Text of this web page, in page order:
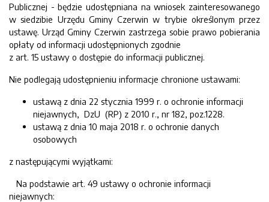
Publicznej - będzie udostępniana na wniosek zainteresowanego
w siedzibie Urzędu Gminy Czerwin w trybie określonym przez
ustawę. Urząd Gminy Czerwin zastrzega sobie prawo pobierania
opłaty od informacji udostępnionych zgodnie
z art. 15 ustawy o dostępie do informacji publicznej.
Nie podlegają udostępnieniu informacje chronione ustawami:
ustawą z dnia 22 stycznia 1999 r. o ochronie informacji
niejawnych, DzU (RP) z 2010 r., nr 182, poz.1228.
ustawą z dnia 10 maja 2018 r. o ochronie danych
osobowych
z następującymi wyjątkami:
Na podstawie art. 49 ustawy o ochronie informacji
niejawnych: